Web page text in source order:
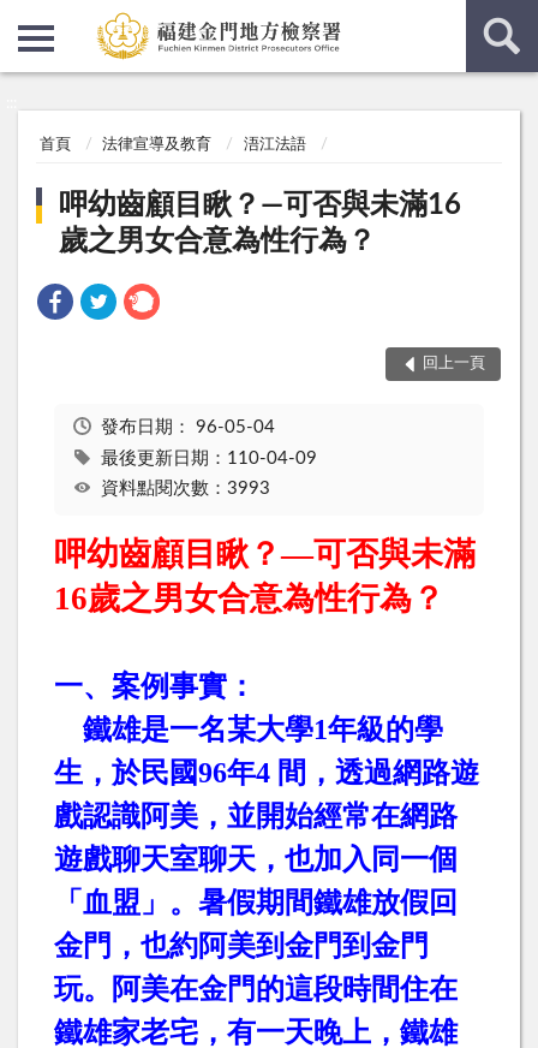
首頁 法律宣導及教育 浯江法語
呷幼齒顧目瞅？—可否與未滿16
歲之男女合意為性行為？
回上一頁
發布日期： 96-05-04
最後更新日期：110-04-09
資料點閱次數：3993
呷幼齒顧目瞅？—可否與未滿
16歲之男女合意為性行為？
一、案例事實：
鐵雄是一名某大學1年級的學
生，於民國96年4 間，透過網路遊
戲認識阿美，並開始經常在網路
遊戲聊天室聊天，也加入同一個
「血盟」。暑假期間鐵雄放假回
金門，也約阿美到金門到金門
玩。阿美在金門的這段時間住在
鐵雄家老宅，有一天晚上，鐵雄